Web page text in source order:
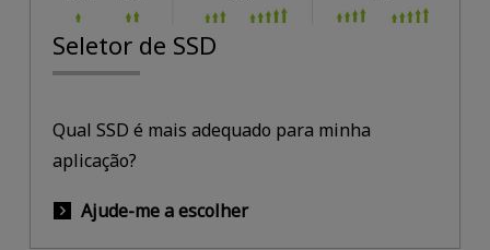
Seletor de SSD
Qual SSD é mais adequado para minha
aplicação?
Ajude-me a escolher